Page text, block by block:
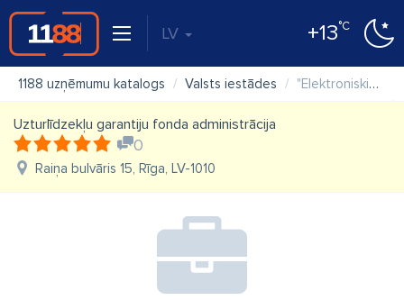
LV +13°C
1188 uzņēmumu katalogs Valsts iestādes "Elektroniskie sakari", Valsts akciju sabiedrība
Uzturlīdzekļu garantiju fonda administrācija
0
Raiņa bulvāris 15, Rīga, LV-1010